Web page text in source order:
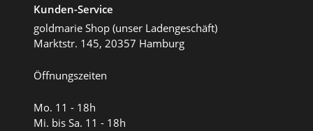
Kunden-Service
goldmarie Shop (unser Ladengeschäft)
Marktstr. 145, 20357 Hamburg
Öffnungszeiten
Mo. 11 - 18h
Mi. bis Sa. 11 - 18h